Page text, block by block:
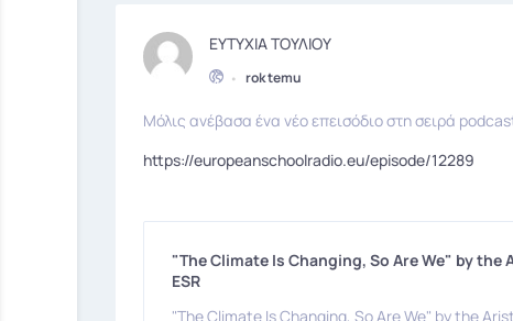
ΕΥΤΥΧΙΑ ΤΟΥΛΙΟΥ
• rok temu
Μόλις ανέβασα ένα νέο επεισόδιο στη σειρά
https://europeanschoolradio.eu/episode/12289
"The Climate Is Changing, So Are We" by
ESR
"The Climate Is Changing, So Are We" by the